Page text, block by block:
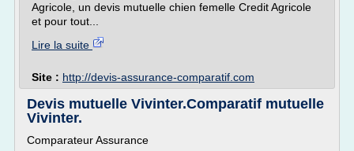
Agricole, un devis mutuelle chien femelle Credit Agricole
et pour tout...
Lire la suite
Site : http://devis-assurance-comparatif.com
Devis mutuelle Vivinter.Comparatif mutuelle
Vivinter.
Comparateur Assurance